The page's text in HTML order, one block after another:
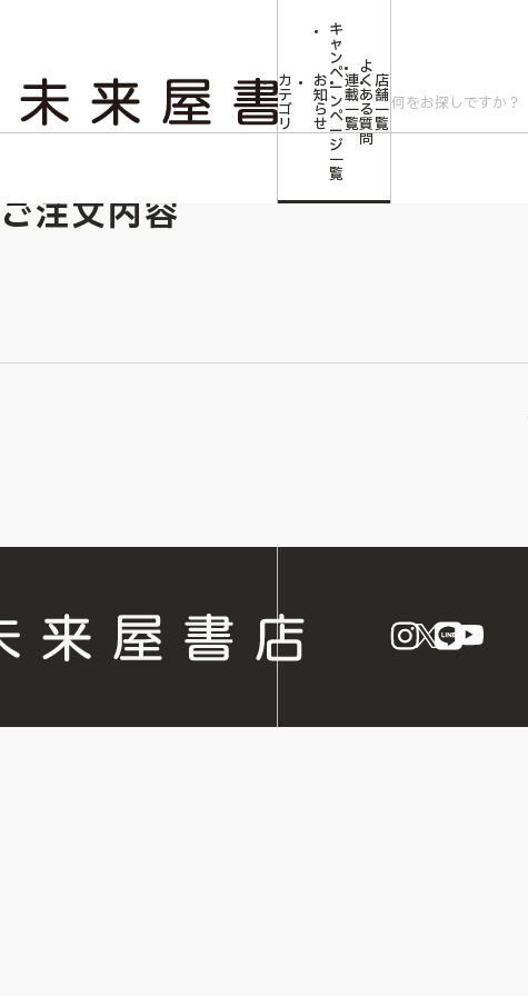
カ
テ
ゴ
リ
お
知
ら
せ
キ
ャ
ン
ペ
ー
ン
ペ
ー
ジ
一
覧
連
載
一
覧
よ
く
あ
る
質
問
店
舗
一
覧
ご注文内容
instagram
X LINE